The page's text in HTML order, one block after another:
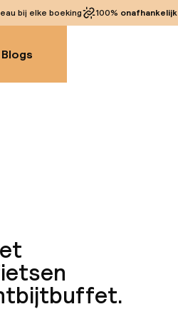
bij elke boeking 100% onafhankelijk
Blogs